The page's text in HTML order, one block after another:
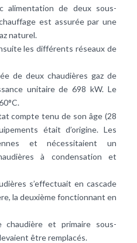
alimentation de deux sous-
est assurée par une
naturel.
les différents réseaux de
de deux chaudières gaz de
unitaire de 698 kW. Le
compte tenu de son âge (28
était d’origine. Les
et nécessitaient un
à condensation et
s’effectuait en cascade
la deuxième fonctionnant en
chaudière et primaire sous-
être remplacés.